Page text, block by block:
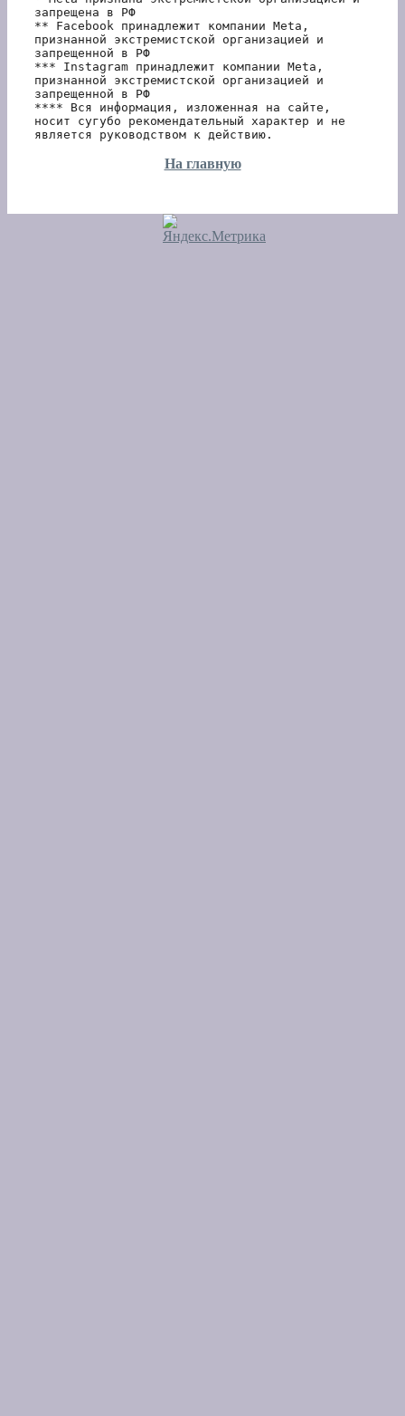
запрещена в РФ
** Facebook принадлежит компании Meta,
признанной экстремистской организацией и
запрещенной в РФ
*** Instagram принадлежит компании Meta,
признанной экстремистской организацией и
запрещенной в РФ
**** Вся информация, изложенная на сайте,
носит сугубо рекомендательный характер и не
является руководством к действию.
На главную